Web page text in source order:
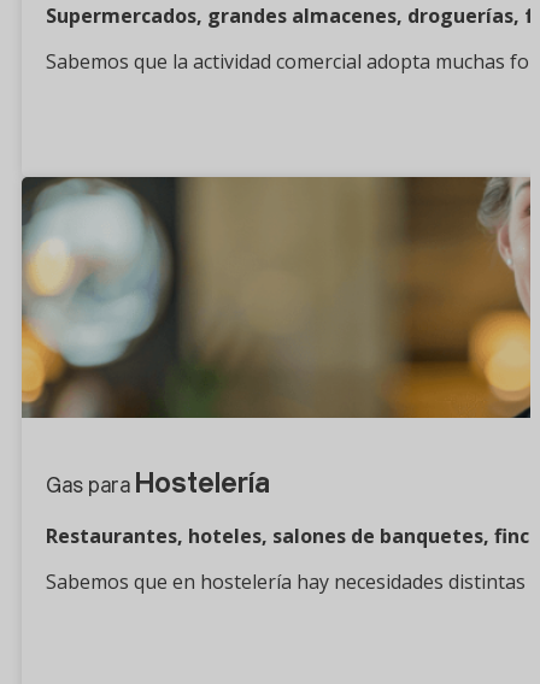
Supermercados, grandes almacenes,
Sabemos que la actividad comercial adopta muchas
Gas para Hostelería
Restaurantes, hoteles, salones de banquetes,
Sabemos que en hostelería hay necesidades